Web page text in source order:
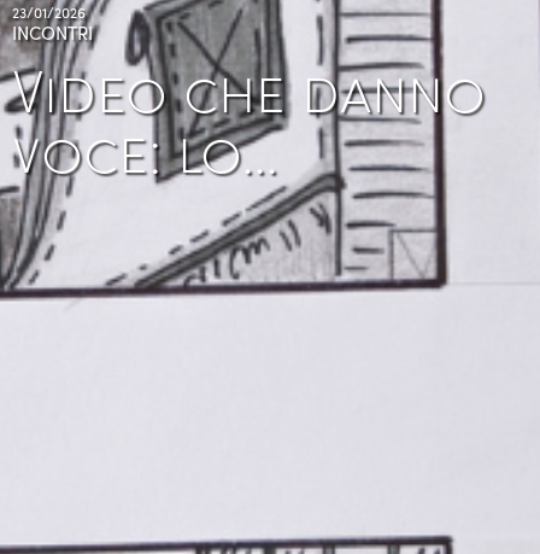
23/01/2026
INCONTRI
Video che danno
voce: lo…